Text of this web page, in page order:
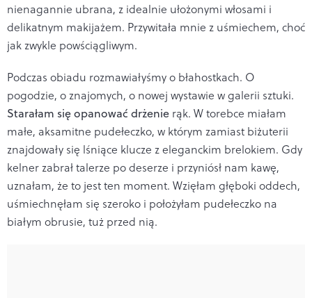
nienagannie ubrana, z idealnie ułożonymi włosami i
delikatnym makijażem. Przywitała mnie z uśmiechem, choć
jak zwykle powściągliwym.
Podczas obiadu rozmawiałyśmy o błahostkach. O
pogodzie, o znajomych, o nowej wystawie w galerii sztuki.
Starałam się opanować drżenie rąk. W torebce miałam
małe, aksamitne pudełeczko, w którym zamiast biżuterii
znajdowały się lśniące klucze z eleganckim brelokiem. Gdy
kelner zabrał talerze po deserze i przyniósł nam kawę,
uznałam, że to jest ten moment. Wzięłam głęboki oddech,
uśmiechnęłam się szeroko i położyłam pudełeczko na
białym obrusie, tuż przed nią.